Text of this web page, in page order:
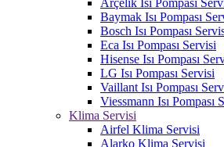
Arçelik Isı Pompası
Baymak Isı Pompası
Bosch Isı Pompası
Eca Isı Pompası Servisi
Hisense Isı Pompası
LG Isı Pompası Servisi
Vaillant Isı Pompası
Viessmann Isı Pompası
Klima Servisi
Airfel Klima Servisi
Alarko Klima Servisi